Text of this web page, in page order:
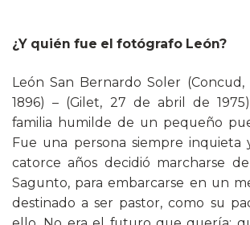
¿Y quién fue el fotógrafo León?
León San Bernardo Soler
1896) – (Gilet, 27 de abril de
familia humilde de un pequeño
Fue una persona siempre inquieta
catorce años decidió marcharse
Sagunto, para embarcarse en un
destinado a ser pastor, como su